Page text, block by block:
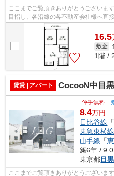
ここまでご覧頂きありがとうございま
目指し、各沿線の各不動産会社様へ直
様へ提供しております！最新の情報は...
16.5
敷金
1階 /
賃貸 | アパート CocooN中目黒
仲手無料
8.4万円
日比谷線 「
東急東横線
山手線 「
築6年 /
東京都目
ここまでご覧頂きありがとうございま